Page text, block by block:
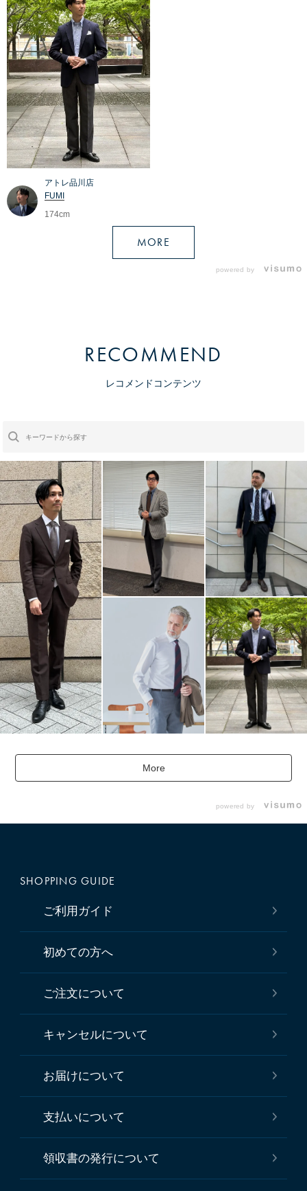
アトレ品川店
FUMI
174cm
MORE
powered by
RECOMMEND
レコメンドコンテンツ
More
powered by
SHOPPING GUIDE
ご利用ガイド
初めての方へ
ご注文について
キャンセルについて
お届けについて
支払いについて
領収書の発行について